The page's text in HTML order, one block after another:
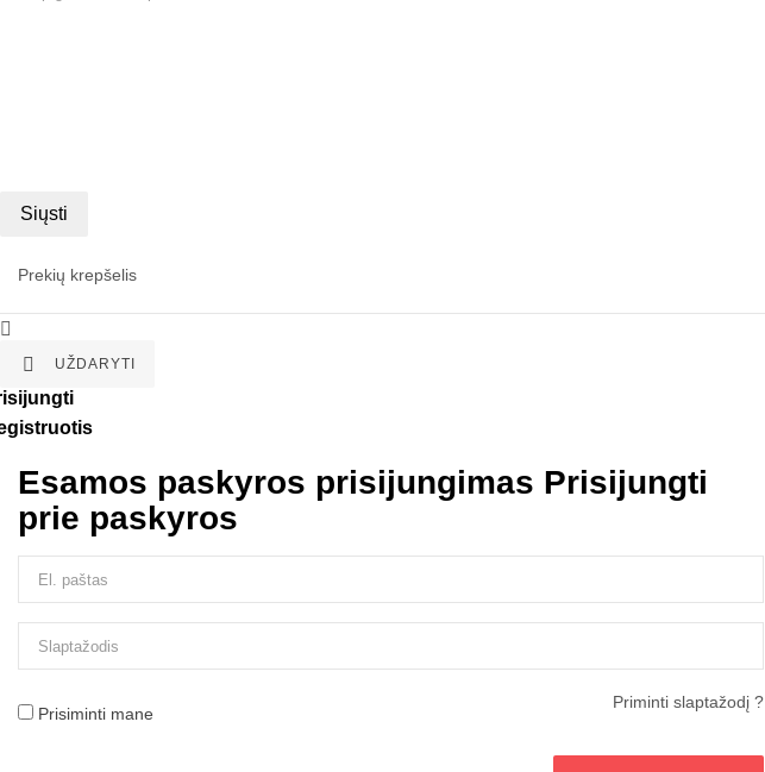
Siųsti
Prekių krepšelis


UŽDARYTI
Esamos paskyros prisijungimas Prisijungti
prie paskyros
Prisiminti mane
Priminti slaptažodį ?